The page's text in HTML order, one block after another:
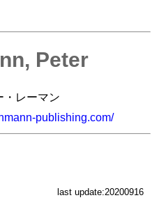
Peter
・レーマン
publishing.com/
last update:20200916